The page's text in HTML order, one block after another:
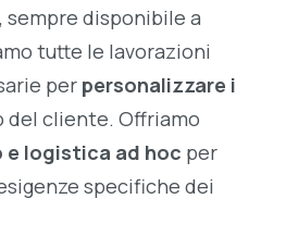
disponibile a
tutte le lavorazioni
per personalizzare i
del cliente. Offriamo
logistica ad hoc per
specifiche dei